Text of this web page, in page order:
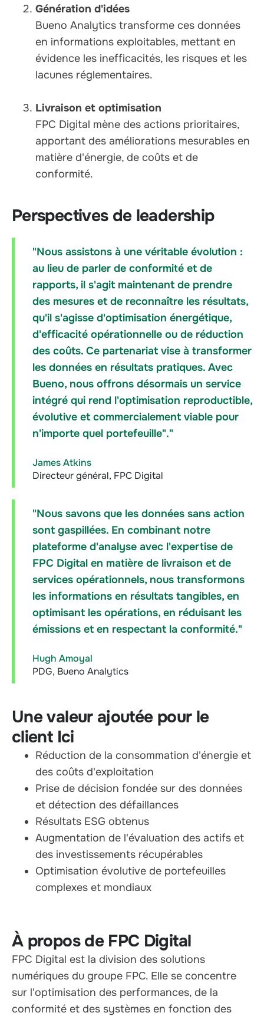
Génération d'idées
Bueno Analytics transforme ces données
en informations exploitables, mettant en
évidence les inefficacités, les risques et les
lacunes réglementaires.
Livraison et optimisation
FPC Digital mène des actions prioritaires,
apportant des améliorations mesurables en
matière d'énergie, de coûts et de
conformité.
Perspectives de leadership
"Nous assistons à une véritable évolution :
au lieu de parler de conformité et de
rapports, il s'agit maintenant de prendre
des mesures et de reconnaître les résultats,
qu'il s'agisse d'optimisation énergétique,
d'efficacité opérationnelle ou de réduction
des coûts. Ce partenariat vise à transformer
les données en résultats pratiques. Avec
Bueno, nous offrons désormais un service
intégré qui rend l'optimisation reproductible,
évolutive et commercialement viable pour
n'importe quel portefeuille"."
James Atkins
Directeur général, FPC Digital
"Nous savons que les données sans action
sont gaspillées. En combinant notre
plateforme d'analyse avec l'expertise de
FPC Digital en matière de livraison et de
services opérationnels, nous transformons
les informations en résultats tangibles, en
optimisant les opérations, en réduisant les
émissions et en respectant la conformité."
Hugh Amoyal
PDG, Bueno Analytics
Une valeur ajoutée pour le
client Ici
Réduction de la consommation d'énergie et
des coûts d'exploitation
Prise de décision fondée sur des données
et détection des défaillances
Résultats ESG obtenus
Augmentation de l'évaluation des actifs et
des investissements récupérables
Optimisation évolutive de portefeuilles
complexes et mondiaux
À propos de FPC Digital
FPC Digital est la division des solutions
numériques du groupe FPC. Elle se concentre
sur l'optimisation des performances, de la
conformité et des systèmes en fonction des